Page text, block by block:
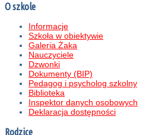
O szkole
Informacje
Szkoła w obiektywie
Galeria Żaka
Nauczyciele
Dzwonki
Dokumenty (BIP)
Pedagog i psycholog szkolny
Biblioteka
Inspektor danych osobowych
Deklaracja dostępności
Rodzice